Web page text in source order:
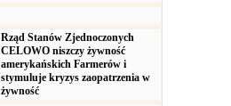
Rząd Stanów Zjednoczonych
CELOWO niszczy żywność
amerykańskich Farmerów i
stymuluje kryzys zaopatrzenia w
żywność